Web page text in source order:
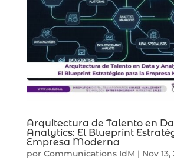
Arquitectura de Talento en
Analytics: El Blueprint
Empresa Moderna
por Communications IdM | Nov 13,